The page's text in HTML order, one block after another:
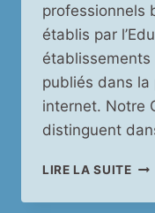
professionnels
établis par
publiés dans
internet. Notre
distinguent
LIRE LA SUITE